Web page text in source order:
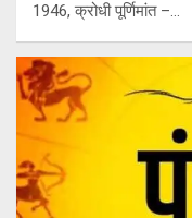
1946, क्रोधी पूर्णिमांत –…